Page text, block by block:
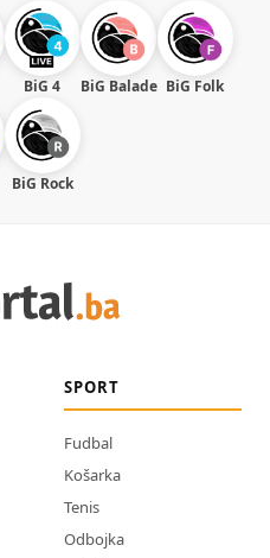
BiG 4 BiG Balade BiG Folk
BiG Rock
SPORT
Fudbal
Košarka
Tenis
Odbojka